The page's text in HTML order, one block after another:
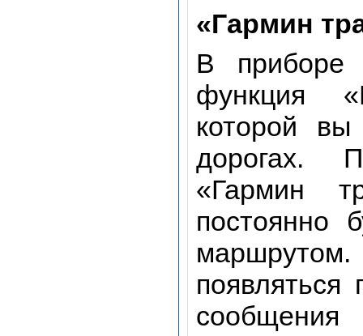
«Гармин
В приборе
функция
которой
дорогах.
«Гармин
постоянно
появляться
сообщения